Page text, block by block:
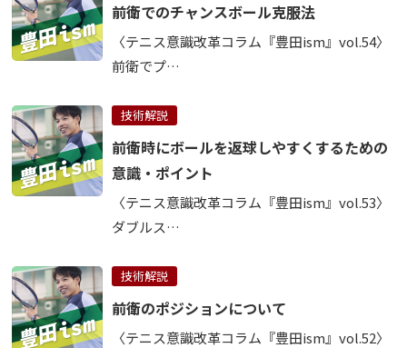
前衛でのチャンスボール克服法
〈テニス意識改革コラム『豊田ism』vol.54〉
前衛でプ…
技術解説
前衛時にボールを返球しやすくするための
意識・ポイント
〈テニス意識改革コラム『豊田ism』vol.53〉
ダブルス…
技術解説
前衛のポジションについて
〈テニス意識改革コラム『豊田ism』vol.52〉